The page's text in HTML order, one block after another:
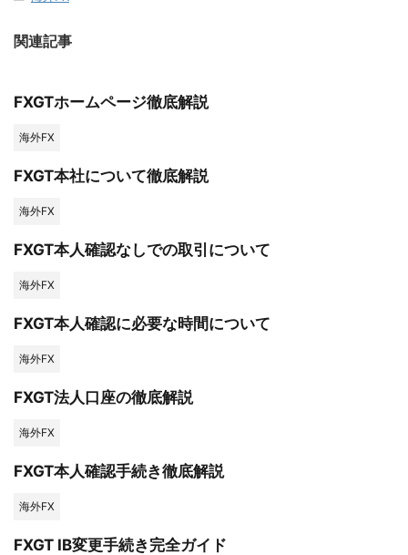
関連記事
FXGTホームページ徹底解説
海外FX
FXGT本社について徹底解説
海外FX
FXGT本人確認なしでの取引について
海外FX
FXGT本人確認に必要な時間について
海外FX
FXGT法人口座の徹底解説
海外FX
FXGT本人確認手続き徹底解説
海外FX
FXGT IB変更手続き完全ガイド